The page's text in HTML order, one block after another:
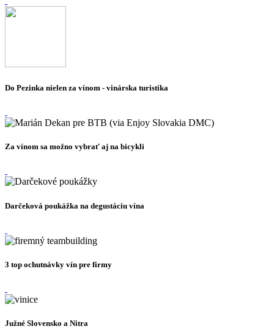
Do Pezinka nielen za vínom - vinárska turistika
Za vínom sa možno vybrať aj na bicykli
Darčeková poukážka na degustáciu vína
3 top ochutnávky vín pre firmy
Južné Slovensko a Nitra